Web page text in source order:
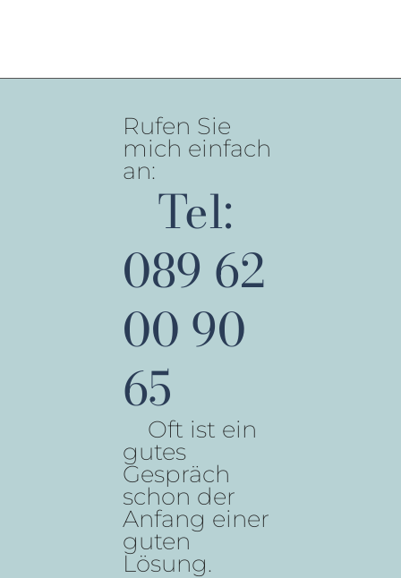
Rufen Sie
mich einfach
an:
Tel:
089 62
00 90
65
Oft ist ein
gutes
Gespräch
schon der
Anfang einer
guten
Lösung.